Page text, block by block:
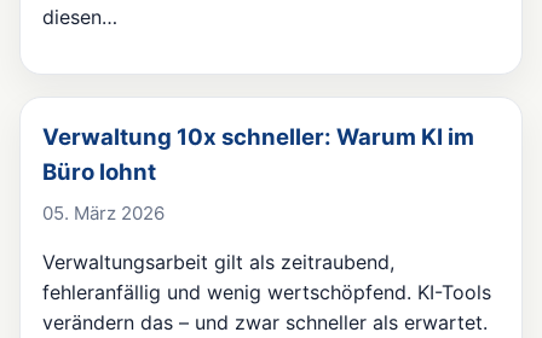
diesen…
Verwaltung 10x schneller: Warum KI im
Büro lohnt
05. März 2026
Verwaltungsarbeit gilt als zeitraubend,
fehleranfällig und wenig wertschöpfend. KI-Tools
verändern das – und zwar schneller als erwartet.